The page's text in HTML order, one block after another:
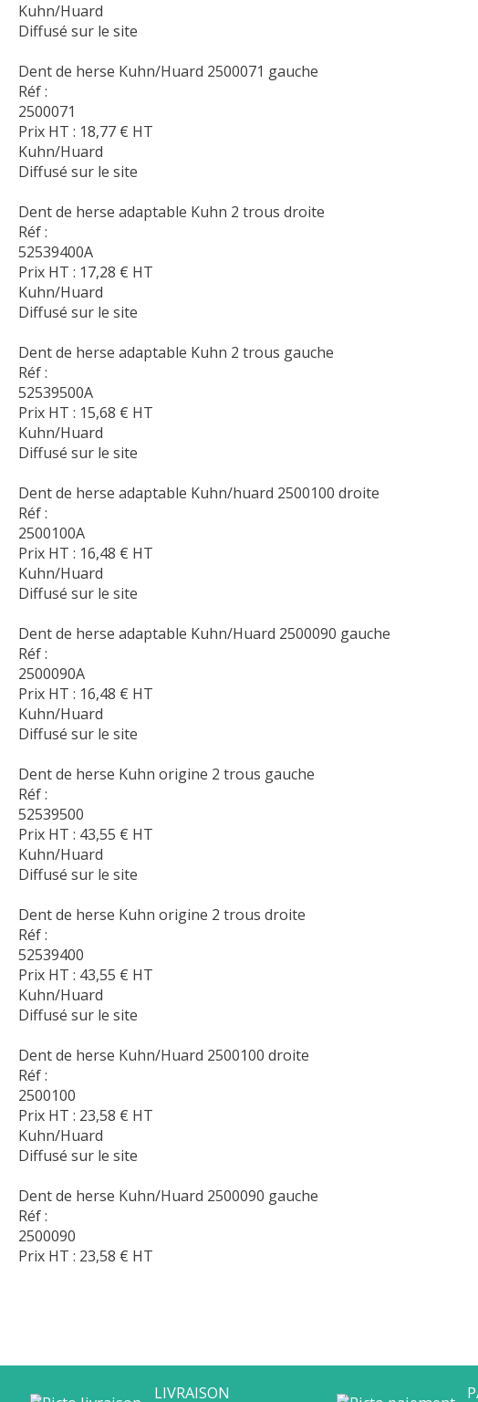
Kuhn/Huard
Diffusé sur le site
Dent de herse Kuhn/Huard 2500071 gauche
Réf :
2500071
Prix HT : 18,77 € HT
Kuhn/Huard
Diffusé sur le site
Dent de herse adaptable Kuhn 2 trous droite
Réf :
52539400A
Prix HT : 17,28 € HT
Kuhn/Huard
Diffusé sur le site
Dent de herse adaptable Kuhn 2 trous gauche
Réf :
52539500A
Prix HT : 15,68 € HT
Kuhn/Huard
Diffusé sur le site
Dent de herse adaptable Kuhn/huard 2500100 droite
Réf :
2500100A
Prix HT : 16,48 € HT
Kuhn/Huard
Diffusé sur le site
Dent de herse adaptable Kuhn/Huard 2500090 gauche
Réf :
2500090A
Prix HT : 16,48 € HT
Kuhn/Huard
Diffusé sur le site
Dent de herse Kuhn origine 2 trous gauche
Réf :
52539500
Prix HT : 43,55 € HT
Kuhn/Huard
Diffusé sur le site
Dent de herse Kuhn origine 2 trous droite
Réf :
52539400
Prix HT : 43,55 € HT
Kuhn/Huard
Diffusé sur le site
Dent de herse Kuhn/Huard 2500100 droite
Réf :
2500100
Prix HT : 23,58 € HT
Kuhn/Huard
Diffusé sur le site
Dent de herse Kuhn/Huard 2500090 gauche
Réf :
2500090
Prix HT : 23,58 € HT